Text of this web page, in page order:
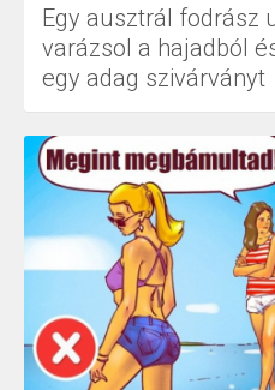
Egy ausztrál fodrász
varázsol a hajadból
egy adag szivárványt